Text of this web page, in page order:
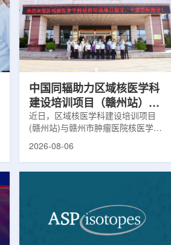
者。研究人员采用淀粉样蛋白PET示
踪剂^11C-PiB，以及tau蛋白PET示
踪剂^18F-florzolotau，对受试者大
脑中的β-淀粉样蛋白和tau蛋白积累
情况进行评估。结果显示，晚发性精
中国同辐助力区域核医学科
建设培训项目（赣州站）与
赣州市肿瘤医院核医学诊疗
高质量建设项目同步启动
近日，区域核医学科建设培训项目
(赣州站)与赣州市肿瘤医院核医学诊
疗高质量建设项目在赣州市肿瘤医院
任杨传盛主持。赣州市卫生健康委员
会副主任傅伟、中华医学会核医学分
会主任委员汪静、赣州市肿瘤医院党
2026-08-06